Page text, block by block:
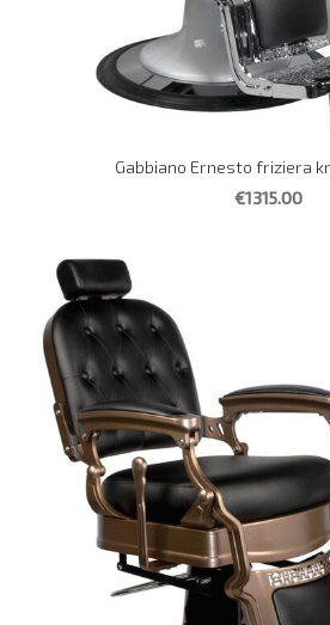
Gabbiano Ernesto friziera
€1315.00